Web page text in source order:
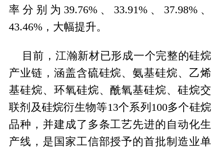
率分别为39.76%、33.91%、37.98%、
43.46%，大幅提升。
目前，江瀚新材已形成一个完整的硅烷
产业链，涵盖含硫硅烷、氨基硅烷、乙烯
基硅烷、环氧硅烷、酰氧基硅烷、硅烷交
联剂及硅烷衍生物等13个系列100多个硅烷
品种，并建成了多条工艺先进的自动化生
产线，是国家工信部授予的首批制造业单